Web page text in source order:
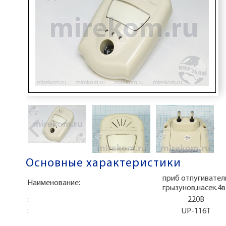
Основные характеристики
Наименование:
приб
:
220В
:
UP-116T